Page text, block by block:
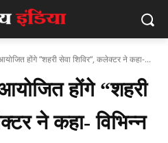
होंगे “शहरी सेवा शिविर“, कलेक्‍टर ने कहा-...
होंगे “शहरी
ने कहा- विभिन्न